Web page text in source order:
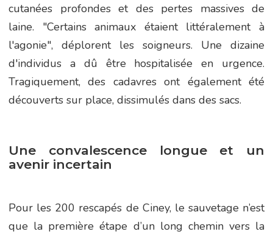
cutanées profondes et des pertes massives de
laine. "Certains animaux étaient littéralement à
l'agonie", déplorent les soigneurs. Une dizaine
d'individus a dû être hospitalisée en urgence.
Tragiquement, des cadavres ont également été
découverts sur place, dissimulés dans des sacs.
Une convalescence longue et un
avenir incertain
Pour les 200 rescapés de Ciney, le sauvetage n’est
que la première étape d’un long chemin vers la